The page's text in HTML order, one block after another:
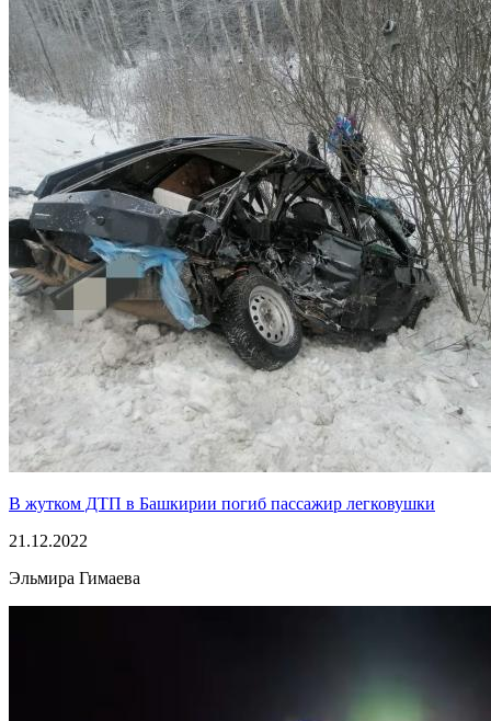
В жутком ДТП в Башкирии погиб пассажир легковушки
21.12.2022
Эльмира Гимаева